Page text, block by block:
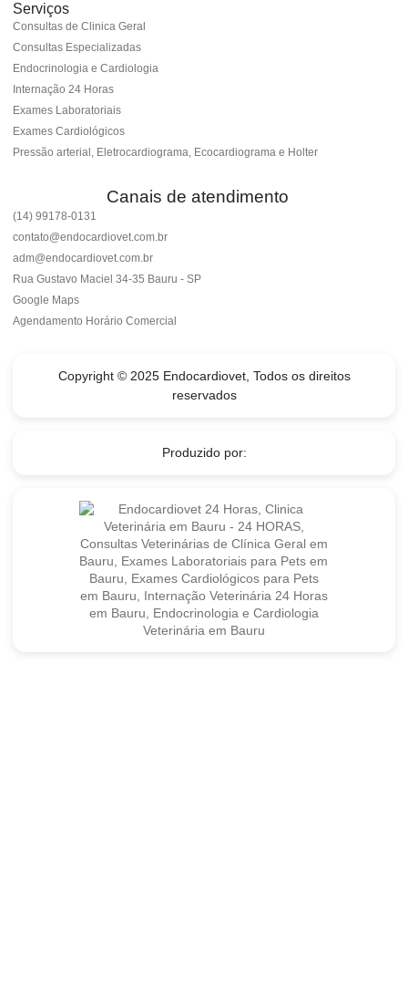
Serviços
Consultas de Clinica Geral
Consultas Especializadas
Endocrinologia e Cardiologia
Internação 24 Horas
Exames Laboratoriais
Exames Cardiológicos
Pressão arterial, Eletrocardiograma, Ecocardiograma e Holter
Canais de atendimento
(14) 99178-0131
contato@endocardiovet.com.br
adm@endocardiovet.com.br
Rua Gustavo Maciel 34-35 Bauru - SP
Google Maps
Agendamento Horário Comercial
Copyright © 2025 Endocardiovet, Todos os direitos
reservados
Produzido por: